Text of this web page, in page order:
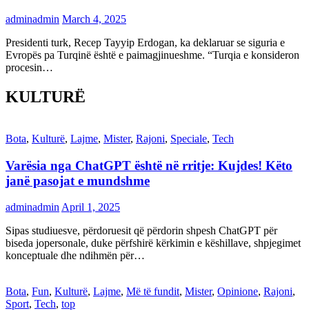
adminadmin March 4, 2025
Presidenti turk, Recep Tayyip Erdogan, ka deklaruar se siguria e
Evropës pa Turqinë është e paimagjinueshme. “Turqia e konsideron
procesin…
KULTURË
Bota, Kulturë, Lajme, Mister, Rajoni, Speciale, Tech
Varësia nga ChatGPT është në rritje: Kujdes! Këto
janë pasojat e mundshme
adminadmin April 1, 2025
Sipas studiuesve, përdoruesit që përdorin shpesh ChatGPT për
biseda jopersonale, duke përfshirë kërkimin e këshillave, shpjegimet
konceptuale dhe ndihmën për…
Bota, Fun, Kulturë, Lajme, Më të fundit, Mister, Opinione, Rajoni,
Sport, Tech, top